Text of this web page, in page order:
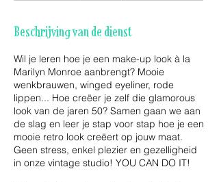
l
p
e
n
Beschrijving van de dienst
Wil je leren hoe je een make-up look à la
Marilyn Monroe aanbrengt? Mooie
wenkbrauwen, winged eyeliner, rode
lippen... Hoe creëer je zelf die glamorous
look van de jaren 50? Samen gaan we aan
de slag en leer je stap voor stap hoe je een
mooie retro look creëert op jouw maat.
Geen stress, enkel plezier en gezelligheid
in onze vintage studio! YOU CAN DO IT!